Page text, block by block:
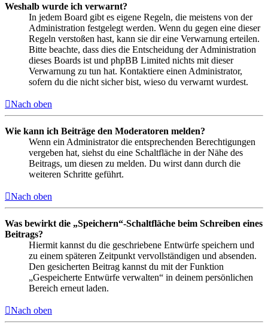
Weshalb wurde ich verwarnt?
In jedem Board gibt es eigene Regeln, die meistens von der
Administration festgelegt werden. Wenn du gegen eine dieser
Regeln verstoßen hast, kann sie dir eine Verwarnung erteilen.
Bitte beachte, dass dies die Entscheidung der Administration
dieses Boards ist und phpBB Limited nichts mit dieser
Verwarnung zu tun hat. Kontaktiere einen Administrator,
sofern du die nicht sicher bist, wieso du verwarnt wurdest.
Nach oben
Wie kann ich Beiträge den Moderatoren melden?
Wenn ein Administrator die entsprechenden Berechtigungen
vergeben hat, siehst du eine Schaltfläche in der Nähe des
Beitrags, um diesen zu melden. Du wirst dann durch die
weiteren Schritte geführt.
Nach oben
Was bewirkt die „Speichern“-Schaltfläche beim Schreiben eines
Beitrags?
Hiermit kannst du die geschriebene Entwürfe speichern und
zu einem späteren Zeitpunkt vervollständigen und absenden.
Den gesicherten Beitrag kannst du mit der Funktion
„Gespeicherte Entwürfe verwalten“ in deinem persönlichen
Bereich erneut laden.
Nach oben